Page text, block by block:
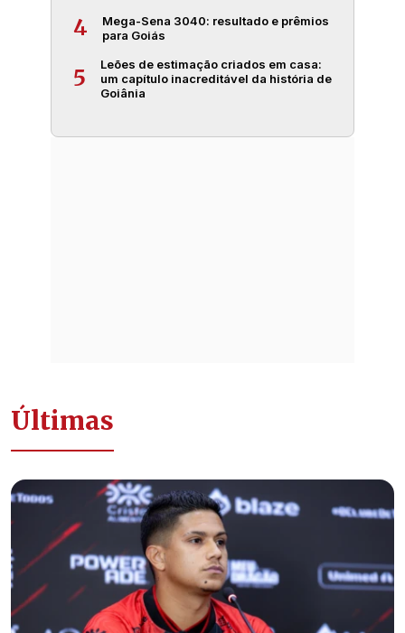
4
Mega-Sena 3040: resultado e prêmios
para Goiás
5
Leões de estimação criados em casa:
um capítulo inacreditável da história de
Goiânia
Últimas